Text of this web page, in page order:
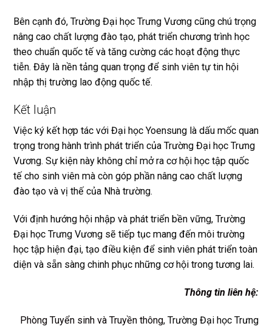
Bên cạnh đó, Trường Đại học Trưng Vương cũng chú trọng
nâng cao chất lượng đào tạo, phát triển chương trình học
theo chuẩn quốc tế và tăng cường các hoạt động thực
tiễn. Đây là nền tảng quan trọng để sinh viên tự tin hội
nhập thị trường lao động quốc tế.
Kết luận
Việc ký kết hợp tác với Đại học Yoensung là dấu mốc quan
trọng trong hành trình phát triển của Trường Đại học Trưng
Vương. Sự kiện này không chỉ mở ra cơ hội học tập quốc
tế cho sinh viên mà còn góp phần nâng cao chất lượng
đào tạo và vị thế của Nhà trường.
Với định hướng hội nhập và phát triển bền vững, Trường
Đại học Trưng Vương sẽ tiếp tục mang đến môi trường
học tập hiện đại, tạo điều kiện để sinh viên phát triển toàn
diện và sẵn sàng chinh phục những cơ hội trong tương lai.
Thông tin liên hệ:
Phòng Tuyển sinh và Truyền thông, Trường Đại học Trưng